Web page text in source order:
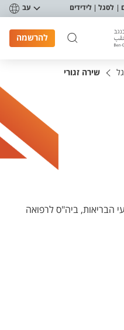
לסגל לידידים עב
להרשמה
שירה זגורי
הבריאות, ביה"ס לרפואה